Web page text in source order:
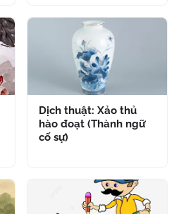
Dịch thuật: Xảo thủ
hào đoạt (Thành ngữ
cố sự)